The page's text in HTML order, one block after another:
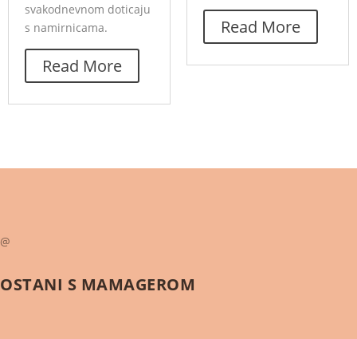
svakodnevnom doticaju
s namirnicama.
Read More
Read More
@
OSTANI S MAMAGEROM